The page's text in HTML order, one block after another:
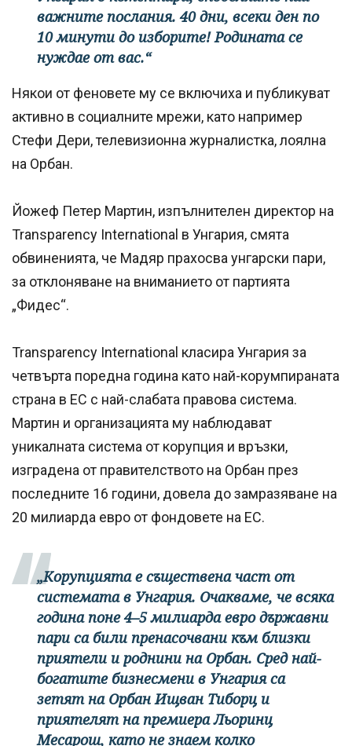
важните послания. 40 дни, всеки ден по
10 минути до изборите! Родината се
нуждае от вас.“
Някои от феновете му се включиха и публикуват
активно в социалните мрежи, като например
Стефи Дери, телевизионна журналистка, лоялна
на Орбан.
Йожеф Петер Мартин, изпълнителен директор на
Transparency International в Унгария, смята
обвиненията, че Мадяр прахосва унгарски пари,
за отклоняване на вниманието от партията
„Фидес“.
Transparency International класира Унгария за
четвърта поредна година като най-корумпираната
страна в ЕС с най-слабата правова система.
Мартин и организацията му наблюдават
уникалната система от корупция и връзки,
изградена от правителството на Орбан през
последните 16 години, довела до замразяване на
20 милиарда евро от фондовете на ЕС.
„Корупцията е съществена част от
системата в Унгария. Очакваме, че всяка
година поне 4–5 милиарда евро държавни
пари са били пренасочвани към близки
приятели и роднини на Орбан. Сред най-
богатите бизнесмени в Унгария са
зетят на Орбан Ищван Тиборц и
приятелят на премиера Льоринц
Месарош, като не знаем колко